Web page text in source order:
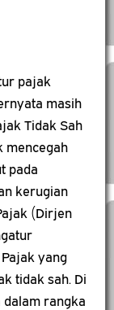
pajak
masih
Tidak Sah
mencegah
pada
kerugian
(Dirjen
yang
tidak sah. Di
dalam rangka